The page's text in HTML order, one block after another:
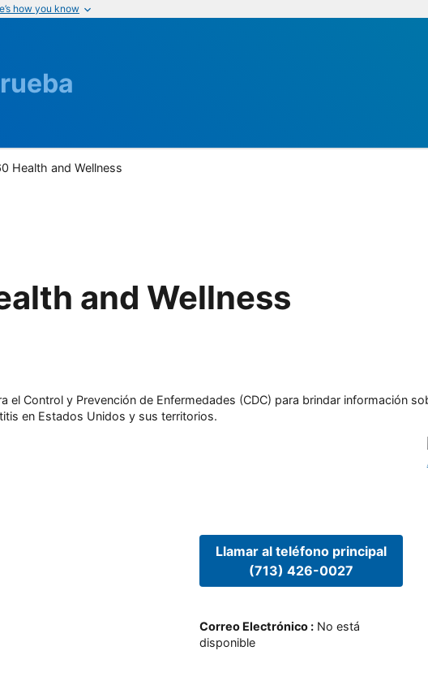
how you know
Health and Wellness
and Wellness
el Control y Prevención de Enfermedades (CDC) para brindar información
en Estados Unidos y sus territorios.
Llamar al teléfono principal
(713) 426-0027
Correo Electrónico: No está
disponible